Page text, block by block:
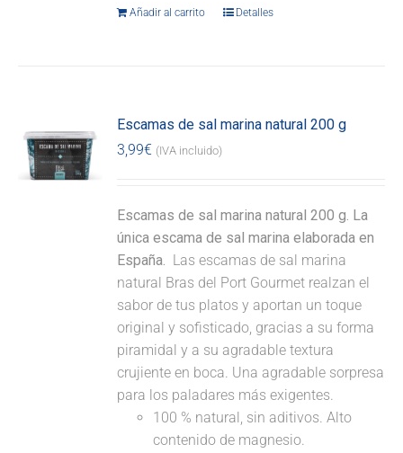
Añadir al carrito Detalles
Escamas de sal marina natural 200 g
3,99€ (IVA incluido)
Escamas de sal marina natural 200 g. La
única escama de sal marina elaborada en
España. Las escamas de sal marina
natural Bras del Port Gourmet realzan el
sabor de tus platos y aportan un toque
original y sofisticado, gracias a su forma
piramidal y a su agradable textura
crujiente en boca. Una agradable sorpresa
para los paladares más exigentes.
100 % natural, sin aditivos. Alto
contenido de magnesio.